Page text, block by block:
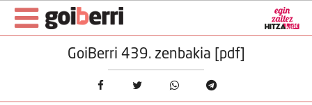
GoiBerri 439. zenbakia [pdf]